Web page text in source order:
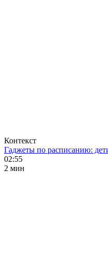
Контекст
Гаджеты по расписанию:
02:55
2 мин